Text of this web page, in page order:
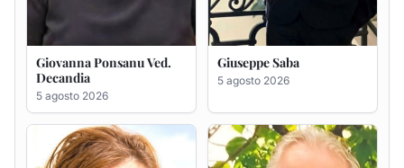
Maria Antonietta Orrù
ved. Peddio
5 agosto 2026
Giuseppe Deiana
5 agosto 2026